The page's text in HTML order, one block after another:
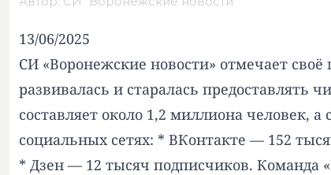
13/06/2025
СИ «Воронежские новости» отмечает
развивалась и старалась
составляет около 1,2 миллиона человек,
социальных сетях: * ВКонтакте — 152
* Дзен — 12 тысяч подписчиков. Команда